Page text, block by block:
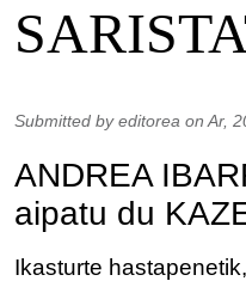
Submitted by editorea onAr,
ANDREA
aipatu du
Ikasturte